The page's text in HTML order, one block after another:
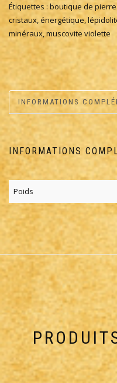
Étiquettes : boutique de
cristaux,énergétique,
minéraux,muscovite violette
INFORMATIONS
INFORMATIONS
Poids